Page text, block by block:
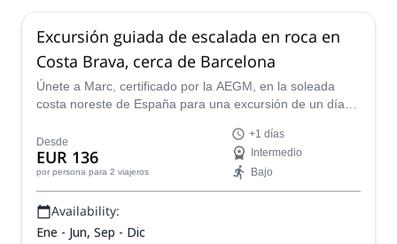
Excursión guiada de escalada en roca en
Costa Brava, cerca de Barcelona
Únete a Marc, certificado por la AEGM, en la soleada
costa noreste de España para una excursión de un día
de Costa Brava.
Desde
EUR 136
por persona para 2 viajeros
+1 días
Intermedio
Bajo
Availability:
Ene - Jun, Sep - Dic